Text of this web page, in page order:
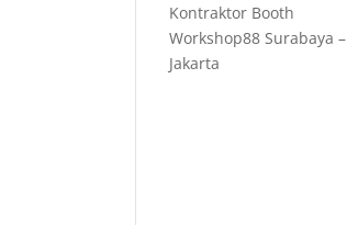
Kontraktor Booth
Workshop88 Surabaya –
Jakarta